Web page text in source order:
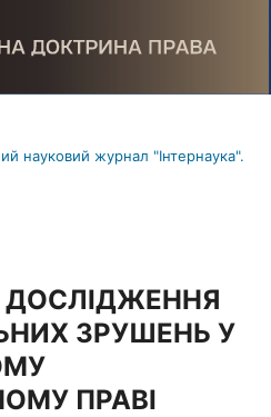
науковий журнал "Інтернаука".
ДОСЛІДЖЕННЯ
ЗРУШЕНЬ У
ПРАВІ